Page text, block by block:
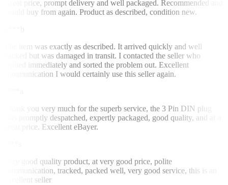
Great price, prompt delivery and well packaged. Recommended and
would buy from again. Product as described, condition new.
The item was exactly as described. It arrived quickly and well
packed but was damaged in transit. I contacted the seller who
replied immediately and sorted the problem out. Excellent
communication I would certainly use this seller again.
Thank you very much for the superb service, the 3 Pin DIN plug
was promptly despatched, expertly packaged, good quality, and at a
great price. Excellent eBayer.
Very good quality product, at very good price, polite
communication, tracked, packed well, very good service, this is an
excellent seller